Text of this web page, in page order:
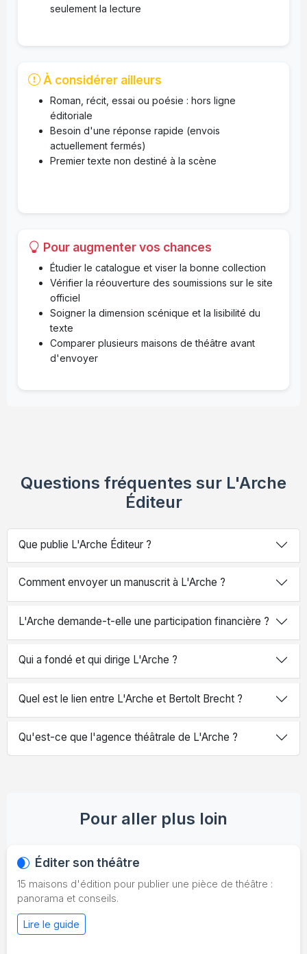
seulement la lecture
À considérer ailleurs
Roman, récit, essai ou poésie : hors ligne
éditoriale
Besoin d'une réponse rapide (envois
actuellement fermés)
Premier texte non destiné à la scène
Pour augmenter vos chances
Étudier le catalogue et viser la bonne collection
Vérifier la réouverture des soumissions sur le site
officiel
Soigner la dimension scénique et la lisibilité du
texte
Comparer plusieurs maisons de théâtre avant
d'envoyer
Questions fréquentes sur L'Arche
Éditeur
Que publie L'Arche Éditeur ?
Comment envoyer un manuscrit à L'Arche ?
L'Arche demande-t-elle une participation financière ?
Qui a fondé et qui dirige L'Arche ?
Quel est le lien entre L'Arche et Bertolt Brecht ?
Qu'est-ce que l'agence théâtrale de L'Arche ?
Pour aller plus loin
Éditer son théâtre
15 maisons d'édition pour publier une pièce de théâtre :
panorama et conseils.
Lire le guide